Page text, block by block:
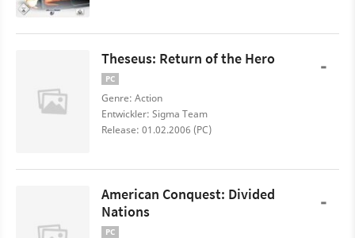
Theseus: Return of the Hero
PC
Genre: Action
Entwickler: Sigma Team
Release: 01.02.2006 (PC)
-
American Conquest: Divided
Nations
PC
-